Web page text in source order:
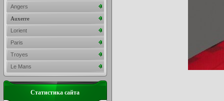
Angers
Auxerre
Lorient
Paris
Troyes
Le Mans
Статистика сайта